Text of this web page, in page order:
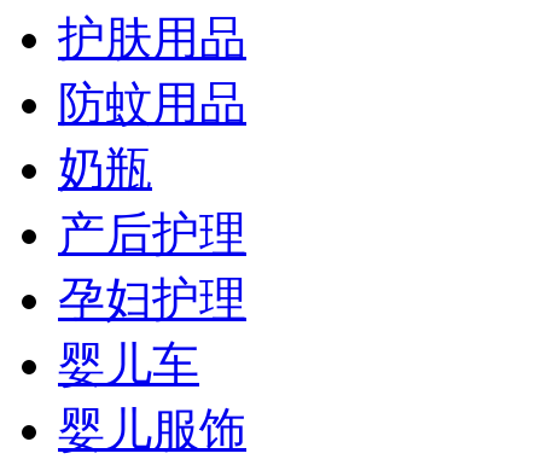
护肤用品
防蚊用品
奶瓶
产后护理
孕妇护理
婴儿车
婴儿服饰